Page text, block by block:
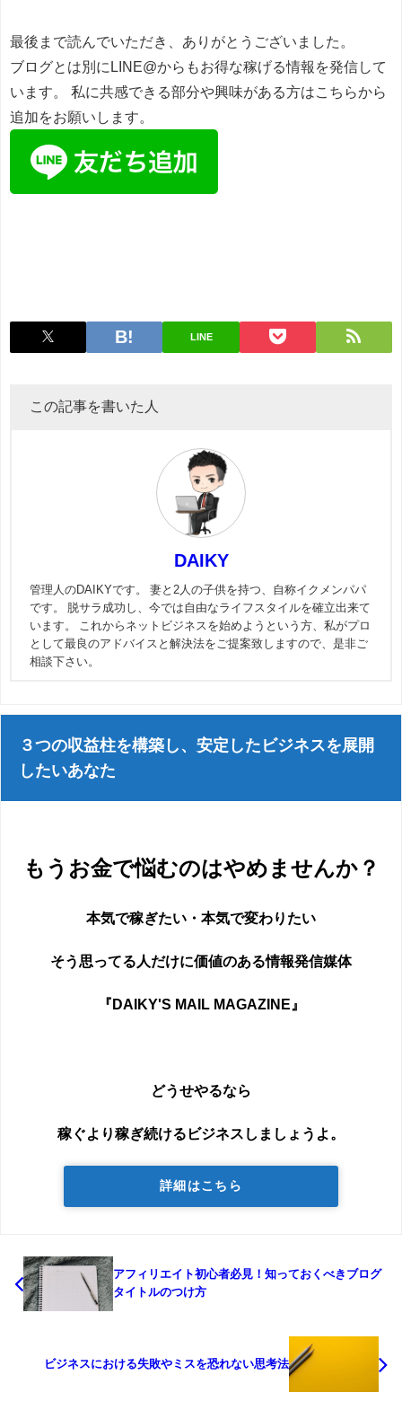
最後まで読んでいただき、ありがとうございました。
ブログとは別にLINE@からもお得な稼げる情報を発信して
います。 私に共感できる部分や興味がある方はこちらから
追加をお願いします。
LINE
この記事を書いた人
DAIKY
管理人のDAIKYです。 妻と2人の子供を持つ、自称イクメンパパ
です。 脱サラ成功し、今では自由なライフスタイルを確立出来て
います。 これからネットビジネスを始めようという方、私がプロ
として最良のアドバイスと解決法をご提案致しますので、是非ご
相談下さい。
３つの収益柱を構築し、安定したビジネスを展開
したいあなた
もうお金で悩むのはやめませんか？
本気で稼ぎたい・本気で変わりたい
そう思ってる人だけに価値のある情報発信媒体
『DAIKY'S MAIL MAGAZINE』
どうせやるなら
稼ぐより稼ぎ続けるビジネスしましょうよ。
詳細はこちら
アフィリエイト初心者必見！知っておくべきブログ
タイトルのつけ方
ビジネスにおける失敗やミスを恐れない思考法